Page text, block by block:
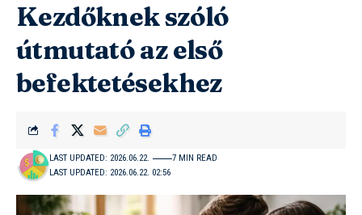
Kezdőknek szóló
útmutató az első
befektetésekhez
LAST UPDATED: 2026.06.22. 02:56
LAST UPDATED: 2026.06.22. 7 MIN READ